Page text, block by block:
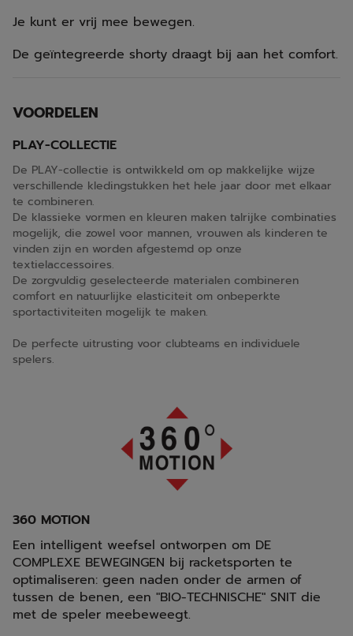
Je kunt er vrij mee bewegen.
De geïntegreerde shorty draagt bij aan het comfort.
VOORDELEN
PLAY-COLLECTIE
De PLAY-collectie is ontwikkeld om op makkelijke wijze
verschillende kledingstukken het hele jaar door met elkaar
te combineren.
De klassieke vormen en kleuren maken talrijke combinaties
mogelijk, die zowel voor mannen, vrouwen als kinderen te
vinden zijn en worden afgestemd op onze
textielaccessoires.
De zorgvuldig geselecteerde materialen combineren
comfort en natuurlijke elasticiteit om onbeperkte
sportactiviteiten mogelijk te maken.
De perfecte uitrusting voor clubteams en individuele
spelers.
360 MOTION
Een intelligent weefsel ontworpen om DE
COMPLEXE BEWEGINGEN bij racketsporten te
optimaliseren: geen naden onder de armen of
tussen de benen, een "BIO-TECHNISCHE" SNIT die
met de speler meebeweegt.